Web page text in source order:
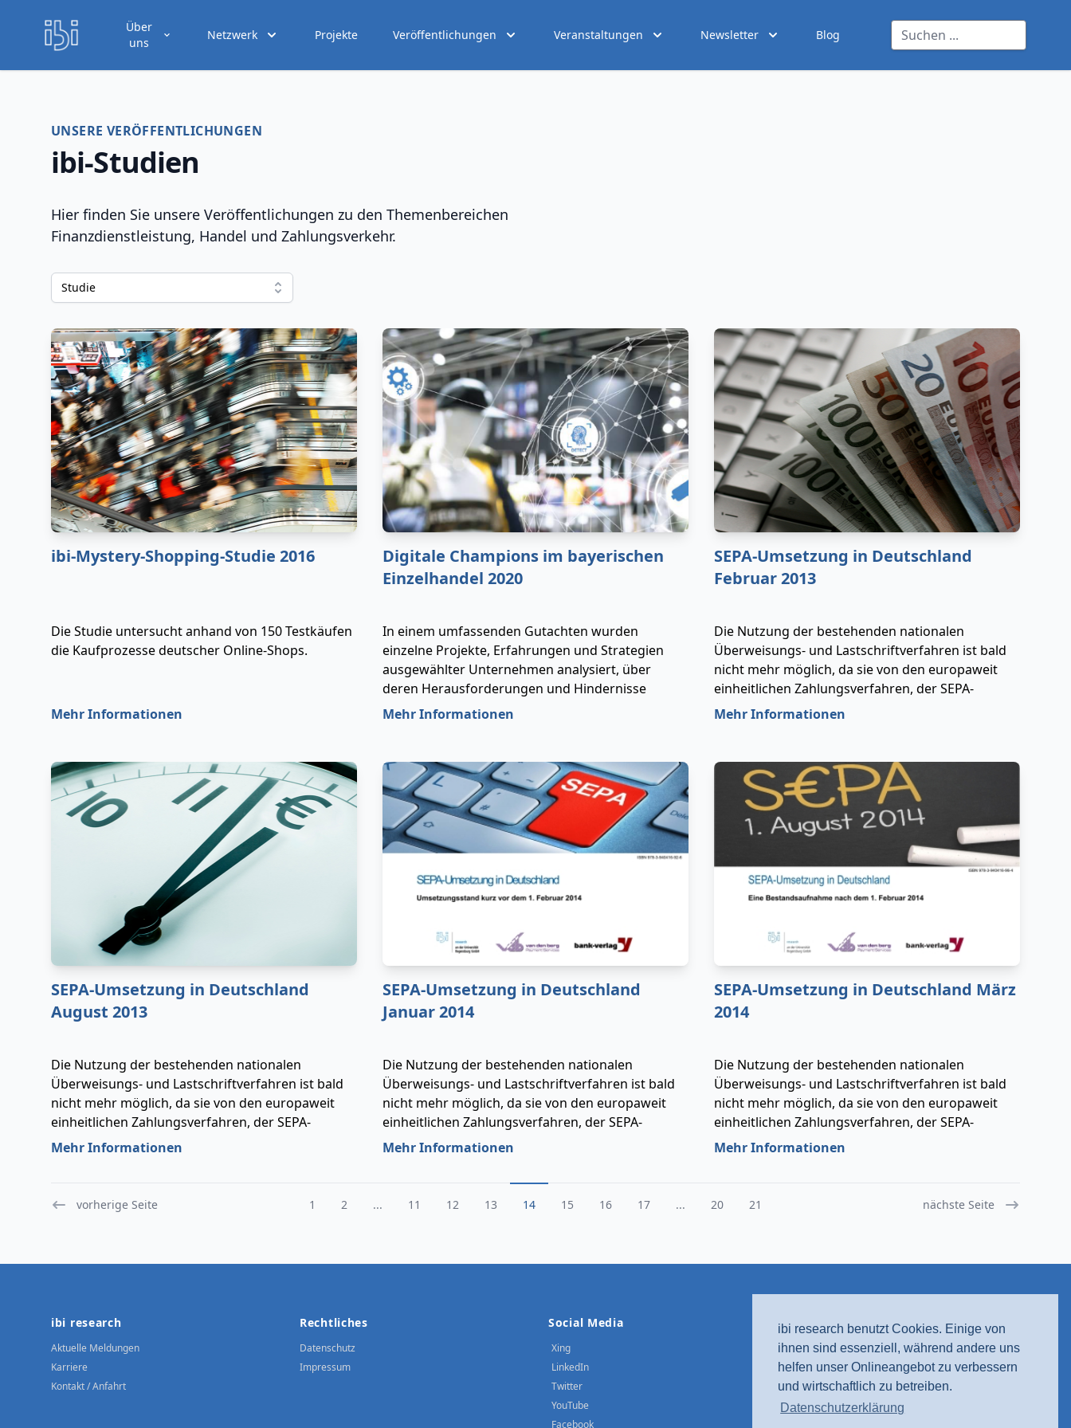
ibi research benutzt Cookies. Einige von
ihnen sind essenziell, während andere uns
helfen unser Onlineangebot zu verbessern
und wirtschaftlich zu betreiben.
Datenschutzerklärung
Über
uns
Netzwerk Projekte Veröffentlichungen Veranstaltungen Newsletter Blog
UNSERE VERÖFFENTLICHUNGEN
ibi-Studien
Hier finden Sie unsere Veröffentlichungen zu den Themenbereichen
Finanzdienstleistung, Handel und Zahlungsverkehr.
Studie
ibi-Mystery-Shopping-Studie 2016
Die Studie untersucht anhand von 150 Testkäufen
die Kaufprozesse deutscher Online-Shops.
Mehr Informationen
Digitale Champions im bayerischen
Einzelhandel 2020
In einem umfassenden Gutachten wurden
einzelne Projekte, Erfahrungen und Strategien
ausgewählter Unternehmen analysiert, über
deren Herausforderungen und Hindernisse
berichtet sowie maßgebliche Gemeinsamkeiten
Mehr Informationen
SEPA-Umsetzung in Deutschland
Februar 2013
Die Nutzung der bestehenden nationalen
Überweisungs- und Lastschriftverfahren ist bald
nicht mehr möglich, da sie von den europaweit
einheitlichen Zahlungsverfahren, der SEPA-
Überweisung und der SEPA-Lastschrift, aufgrund
Mehr Informationen
SEPA-Umsetzung in Deutschland
August 2013
Die Nutzung der bestehenden nationalen
Überweisungs- und Lastschriftverfahren ist bald
nicht mehr möglich, da sie von den europaweit
einheitlichen Zahlungsverfahren, der SEPA-
Überweisung und der SEPA-Lastschrift, aufgrund
Mehr Informationen
SEPA-Umsetzung in Deutschland
Januar 2014
Die Nutzung der bestehenden nationalen
Überweisungs- und Lastschriftverfahren ist bald
nicht mehr möglich, da sie von den europaweit
einheitlichen Zahlungsverfahren, der SEPA-
Überweisung und der SEPA-Lastschrift, aufgrund
Mehr Informationen
SEPA-Umsetzung in Deutschland März
2014
Die Nutzung der bestehenden nationalen
Überweisungs- und Lastschriftverfahren ist bald
nicht mehr möglich, da sie von den europaweit
einheitlichen Zahlungsverfahren, der SEPA-
Überweisung und der SEPA-Lastschrift, aufgrund
Mehr Informationen
vorherige Seite 1 2 ... 11 12 13 14 15 16 17 ... 20 21 nächste Seite
ibi research
Aktuelle Meldungen
Karriere
Kontakt / Anfahrt
Rechtliches
Datenschutz
Impressum
Social Media
Xing
LinkedIn
Twitter
YouTube
Facebook